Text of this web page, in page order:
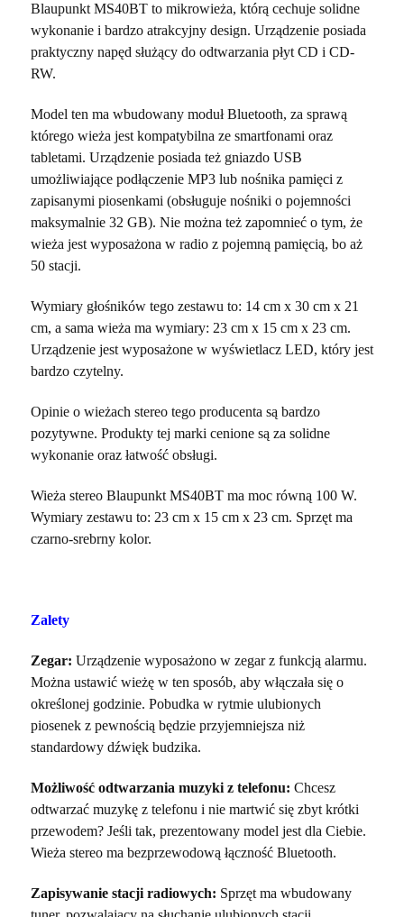
Blaupunkt MS40BT to mikrowieża, którą cechuje solidne
wykonanie i bardzo atrakcyjny design. Urządzenie posiada
praktyczny napęd służący do odtwarzania płyt CD i CD-
RW.
Model ten ma wbudowany moduł Bluetooth, za sprawą
którego wieża jest kompatybilna ze smartfonami oraz
tabletami. Urządzenie posiada też gniazdo USB
umożliwiające podłączenie MP3 lub nośnika pamięci z
zapisanymi piosenkami (obsługuje nośniki o pojemności
maksymalnie 32 GB). Nie można też zapomnieć o tym, że
wieża jest wyposażona w radio z pojemną pamięcią, bo aż
50 stacji.
Wymiary głośników tego zestawu to: 14 cm x 30 cm x 21
cm, a sama wieża ma wymiary: 23 cm x 15 cm x 23 cm.
Urządzenie jest wyposażone w wyświetlacz LED, który jest
bardzo czytelny.
Opinie o wieżach stereo tego producenta są bardzo
pozytywne. Produkty tej marki cenione są za solidne
wykonanie oraz łatwość obsługi.
Wieża stereo Blaupunkt MS40BT ma moc równą 100 W.
Wymiary zestawu to: 23 cm x 15 cm x 23 cm. Sprzęt ma
czarno-srebrny kolor.
Zalety
Zegar: Urządzenie wyposażono w zegar z funkcją alarmu.
Można ustawić wieżę w ten sposób, aby włączała się o
określonej godzinie. Pobudka w rytmie ulubionych
piosenek z pewnością będzie przyjemniejsza niż
standardowy dźwięk budzika.
Możliwość odtwarzania muzyki z telefonu: Chcesz
odtwarzać muzykę z telefonu i nie martwić się zbyt krótki
przewodem? Jeśli tak, prezentowany model jest dla Ciebie.
Wieża stereo ma bezprzewodową łączność Bluetooth.
Zapisywanie stacji radiowych: Sprzęt ma wbudowany